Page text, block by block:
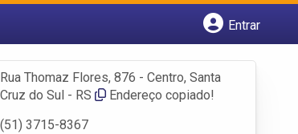
Entrar
Fazer login
Criar conta
Rua Thomaz Flores, 876 - Centro, Santa
Cruz do Sul - RS
Endereço copiado!
(51) 3715-8367